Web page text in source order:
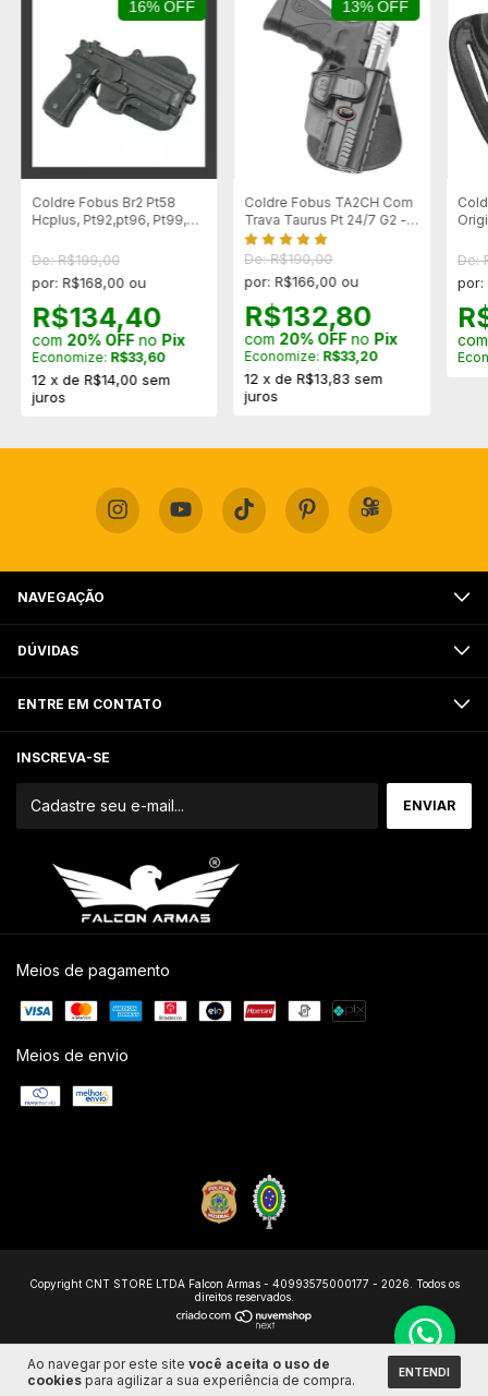
Ao navegar por este site você aceita o uso de
cookies para agilizar a sua experiência de compra. ENTENDI
16% OFF
Coldre Fobus Br2 Pt58
Hcplus, Pt92,pt96, Pt99,
De: R$199,00
por: R$168,00 ou
R$134,40
com 20% OFFno Pix
Economize: R$33,60
12 x de R$14,00 sem
juros
13% OFF
Coldre Fobus TA2CH Com
Trava Taurus Pt 24/7 G2 -
Destro
De: R$190,00
por: R$166,00 ou
R$132,80
com 20% OFFno Pix
Economize: R$33,20
12 xdeR$13,83 sem
juros
De:
por:
NAVEGAÇÃO
DÚVIDAS
ENTRE EM CONTATO
INSCREVA-SE
Meios de pagamento
Meios de envio
Copyright CNT STORE LTDA Falcon Armas - 40993575000177 - 2026. Todos os
direitos reservados.